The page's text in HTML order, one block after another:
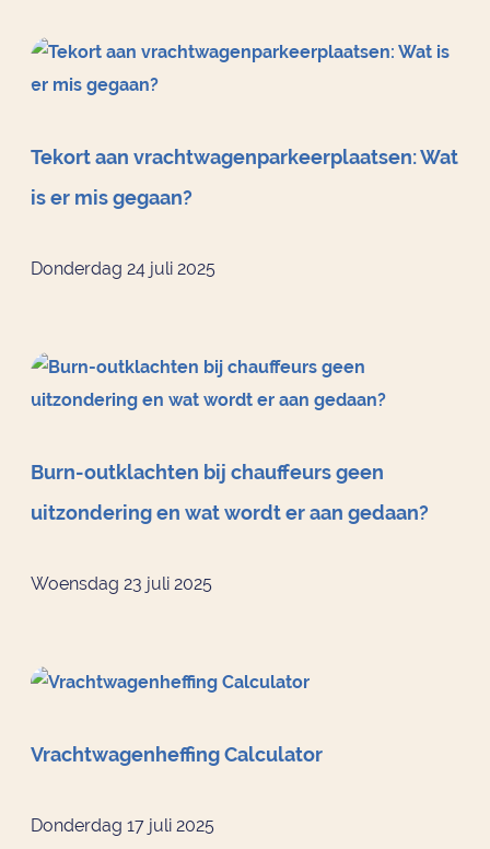
Tekort aan vrachtwagenparkeerplaatsen: Wat
is er mis gegaan?
Donderdag 24 juli 2025
Burn-outklachten bij chauffeurs geen
uitzondering en wat wordt er aan gedaan?
Woensdag 23 juli 2025
Vrachtwagenheffing Calculator
Donderdag 17 juli 2025